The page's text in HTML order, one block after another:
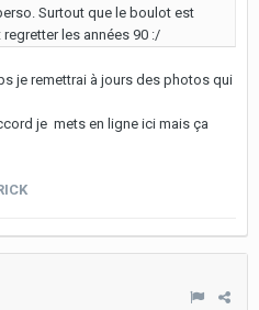
Surtout que le boulot est
les années 90 :/
je remettrai à jours des photos qui
je mets en ligne ici mais ça